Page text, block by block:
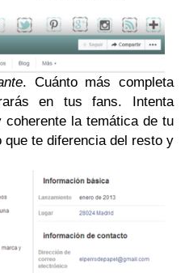
. Cuánto más completa
en tus fans. Intenta
la temática de tu
que te diferencia del resto y